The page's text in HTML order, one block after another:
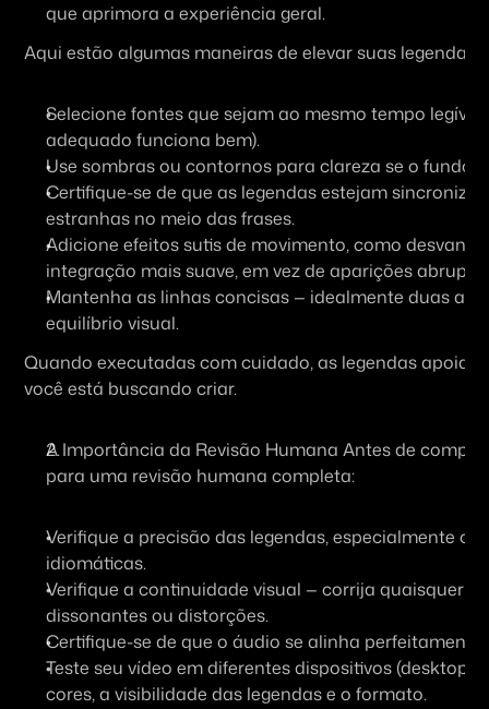
que aprimora a experiência geral.
Aqui estão algumas maneiras de elevar suas legendas:
Selecione fontes que sejam ao mesmo tempo
adequado funciona bem).
Use sombras ou contornos para clareza se o fundo
Certifique-se de que as legendas estejam
estranhas no meio das frases.
Adicione efeitos sutis de movimento, como
integração mais suave, em vez de aparições
Mantenha as linhas concisas — idealmente duas a
equilíbrio visual.
Quando executadas com cuidado, as legendas
você está buscando criar.
A Importância da Revisão Humana Antes de
para uma revisão humana completa:
Verifique a precisão das legendas, especialmente
idiomáticas.
Verifique a continuidade visual — corrija quaisquer
dissonantes ou distorções.
Certifique-se de que o áudio se alinha perfeitamente
Teste seu vídeo em diferentes dispositivos
cores, a visibilidade das legendas e o formato.